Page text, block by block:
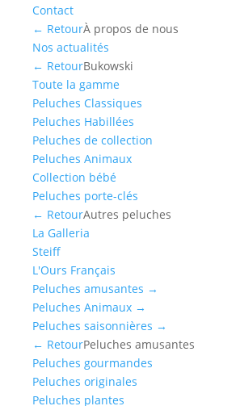
Contact
← RetourÀ propos de nous
Nos actualités
← RetourBukowski
Toute la gamme
Peluches Classiques
Peluches Habillées
Peluches de collection
Peluches Animaux
Collection bébé
Peluches porte-clés
← RetourAutres peluches
La Galleria
Steiff
L'Ours Français
Peluches amusantes →
Peluches Animaux →
Peluches saisonnières →
← RetourPeluches amusantes
Peluches gourmandes
Peluches originales
Peluches plantes